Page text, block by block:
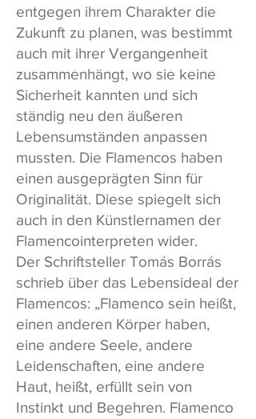
entgegen ihrem Charakter die
Zukunft zu planen, was bestimmt
auch mit ihrer Vergangenheit
zusammenhängt, wo sie keine
Sicherheit kannten und sich
ständig neu den äußeren
Lebensumständen anpassen
mussten. Die Flamencos haben
einen ausgeprägten Sinn für
Originalität. Diese spiegelt sich
auch in den Künstlernamen der
Flamencointerpreten wider.
Der Schriftsteller Tomás Borrás
schrieb über das Lebensideal der
Flamencos: „Flamenco sein heißt,
einen anderen Körper haben,
eine andere Seele, andere
Leidenschaften, eine andere
Haut, heißt, erfüllt sein von
Instinkt und Begehren. Flamenco